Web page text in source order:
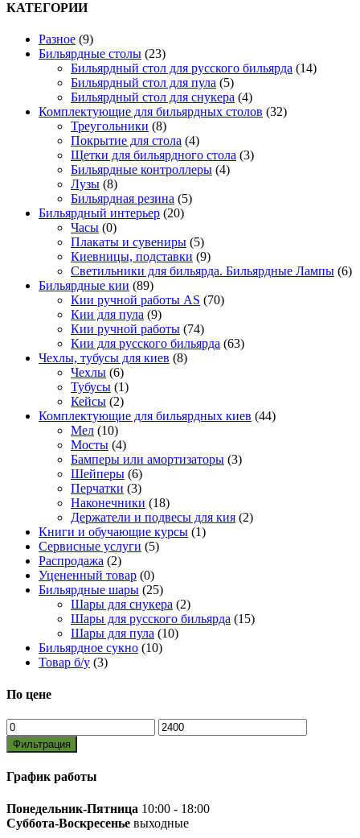
КАТЕГОРИИ
Разное (9)
Бильярдные столы (23)
Бильярдный стол для русского бильярда (14)
Бильярдный стол для пула (5)
Бильярдный стол для снукера (4)
Комплектующие для бильярдных столов (32)
Треугольники (8)
Покрытие для стола (4)
Щетки для бильярдного стола (3)
Бильярдные контроллеры (4)
Лузы (8)
Бильярдная резина (5)
Бильярдный интерьер (20)
Часы (0)
Плакаты и сувениры (5)
Киевницы, подставки (9)
Светильники для бильярда. Бильярдные Лампы (6)
Бильярдные кии (89)
Кии ручной работы AS (70)
Кии для пула (9)
Кии ручной работы (74)
Кии для русского бильярда (63)
Чехлы, тубусы для киев (8)
Чехлы (6)
Тубусы (1)
Кейсы (2)
Комплектующие для бильярдных киев (44)
Мел (10)
Мосты (4)
Бамперы или амортизаторы (3)
Шейперы (6)
Перчатки (3)
Наконечники (18)
Держатели и подвесы для кия (2)
Книги и обучающие курсы (1)
Сервисные услуги (5)
Распродажа (2)
Уцененный товар (0)
Бильярдные шары (25)
Шары для снукера (2)
Шары для русского бильярда (15)
Шары для пула (10)
Бильярдное сукно (10)
Товар б/у (3)
По цене
Минимальная
цена
Максимальная
цена
Фильтрация
График работы
Понедельник-Пятница 10:00 - 18:00
Суббота-Воскресенье выходные